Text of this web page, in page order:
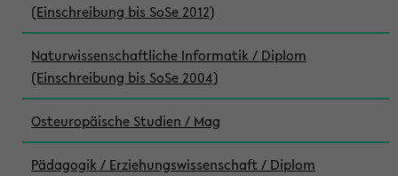
(Einschreibung bis SoSe 2012)
Naturwissenschaftliche Informatik / Diplom
(Einschreibung bis SoSe 2004)
Osteuropäische Studien / Mag
Pädagogik / Erziehungswissenschaft / Diplom